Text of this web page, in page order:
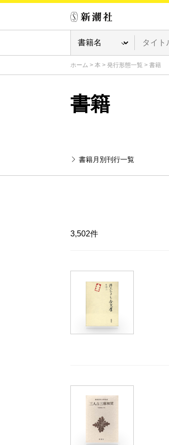
ホーム > 本 > 発行形態一覧 > 書籍
書籍
書籍月別刊行一覧
3,502件